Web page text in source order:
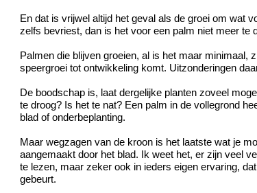
En dat is vrijwel altijd het geval als de groei om wat
zelfs bevriest, dan is het voor een palm niet meer te
Palmen die blijven groeien, al is het maar minimaal,
speergroei tot ontwikkeling komt. Uitzonderingen
De boodschap is, laat dergelijke planten zoveel
te droog? Is het te nat? Een palm in de vollegrond
blad of onderbeplanting.
Maar wegzagen van de kroon is het laatste wat je
aangemaakt door het blad. Ik weet het, er zijn veel
te lezen, maar zeker ook in ieders eigen ervaring,
gebeurt.